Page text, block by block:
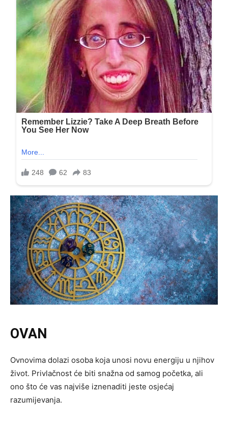
OVAN
Ovnovima dolazi osoba koja unosi novu energiju u njihov
život. Privlačnost će biti snažna od samog početka, ali
ono što će vas najviše iznenaditi jeste osjećaj
razumijevanja.